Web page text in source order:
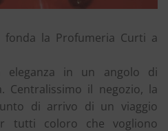
fonda la Profumeria Curti a
eleganza in un angolo di
Centralissimo il negozio, la
di arrivo di un viaggio
tutti coloro che vogliono